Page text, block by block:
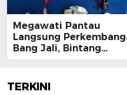
Megawati Pantau
Langsung
Bang Jali, Bintang
Puspayoga Siap Kawal
TERKINI